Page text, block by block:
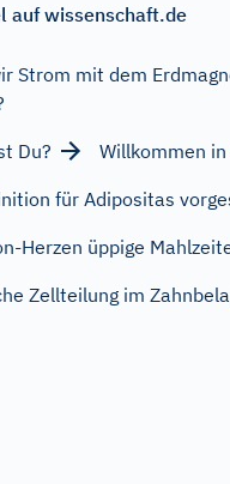
auf wissenschaft.de
Strom mit dem
Du?
Willkommen
für Adipositas
Herzen üppige
Zellteilung im